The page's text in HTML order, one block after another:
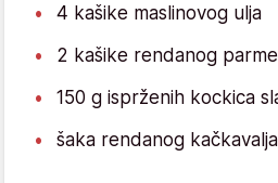
4 kašike maslinovog ulja
2 kašike rendanog
150 g isprženih kockica
šaka rendanog kačkavalja